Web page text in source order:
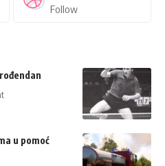
Follow
u pomoć